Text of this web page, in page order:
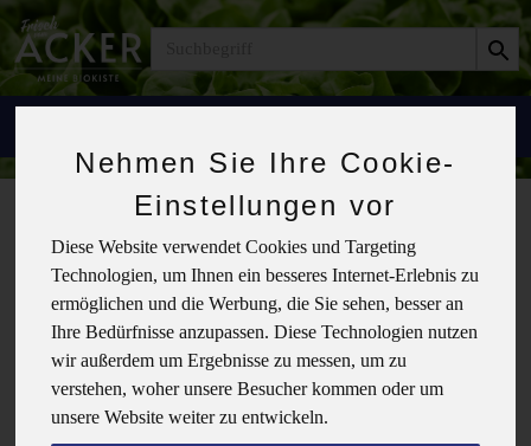
Nehmen Sie Ihre Cookie-
Einstellungen vor
Diese Website verwendet Cookies und Targeting
Technologien, um Ihnen ein besseres Internet-Erlebnis zu
ermöglichen und die Werbung, die Sie sehen, besser an
Ihre Bedürfnisse anzupassen. Diese Technologien nutzen
wir außerdem um Ergebnisse zu messen, um zu
verstehen, woher unsere Besucher kommen oder um
unsere Website weiter zu entwickeln.
Themenkiste
Die Probier/
Überraschungs-
Kiste